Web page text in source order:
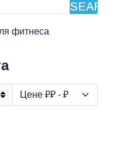
фитнеса